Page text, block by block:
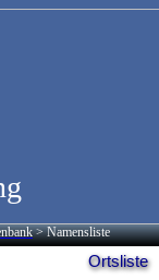
> Namensliste
Ortsliste